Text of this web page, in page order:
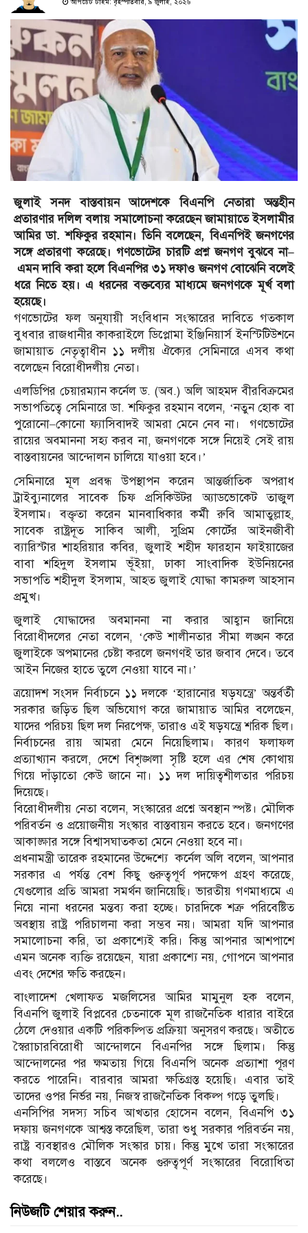
আপডেট টাইম: বৃহস্পতিবার, ৯ জুলাই, ২০২৬
জুলাই সনদ বাস্তবায়ন আদেশকে বিএনপি নেতারা অন্তহীন
প্রতারণার দলিল বলায় সমালোচনা করেছেন জামায়াতে ইসলামীর
আমির ডা. শফিকুর রহমান। তিনি বলেছেন, বিএনপিই জনগণের
সঙ্গে প্রতারণা করেছে। গণভোটের চারটি প্রশ্ন জনগণ বুঝবে না–
এমন দাবি করা হলে বিএনপির ৩১ দফাও জনগণ বোঝেনি বলেই
ধরে নিতে হয়। এ ধরনের বক্তব্যের মাধ্যমে জনগণকে মূর্খ বলা
হয়েছে।
গণভোটের ফল অনুযায়ী সংবিধান সংস্কারের দাবিতে গতকাল
বুধবার রাজধানীর কাকরাইলে ডিপ্লোমা ইঞ্জিনিয়ার্স ইনস্টিটিউশনে
জামায়াত নেতৃত্বাধীন ১১ দলীয় ঐক্যের সেমিনারে এসব কথা
বলেছেন বিরোধীদলীয় নেতা।
এলডিপির চেয়ারম্যান কর্নেল ড. (অব.) অলি আহমদ বীরবিক্রমের
সভাপতিত্বে সেমিনারে ডা. শফিকুর রহমান বলেন, ‘নতুন হোক বা
পুরোনো–কোনো ফ্যাসিবাদই আমরা মেনে নেব না। গণভোটের
রায়ের অবমাননা সহ্য করব না, জনগণকে সঙ্গে নিয়েই সেই রায়
বাস্তবায়নের আন্দোলন চালিয়ে যাওয়া হবে।’
সেমিনারে মূল প্রবন্ধ উপস্থাপন করেন আন্তর্জাতিক অপরাধ
ট্রাইব্যুনালের সাবেক চিফ প্রসিকিউটর অ্যাডভোকেট তাজুল
ইসলাম। বক্তৃতা করেন মানবাধিকার কর্মী রুবি আমাতুল্লাহ,
সাবেক রাষ্ট্রদূত সাকিব আলী, সুপ্রিম কোর্টের আইনজীবী
ব্যারিস্টার শাহরিয়ার কবির, জুলাই শহীদ ফারহান ফাইয়াজের
বাবা শহিদুল ইসলাম ভূঁইয়া, ঢাকা সাংবাদিক ইউনিয়নের
সভাপতি শহীদুল ইসলাম, আহত জুলাই যোদ্ধা কামরুল আহসান
প্রমুখ।
জুলাই যোদ্ধাদের অবমাননা না করার আহ্বান জানিয়ে
বিরোধীদলের নেতা বলেন, ‘কেউ শালীনতার সীমা লঙ্ঘন করে
জুলাইকে অপমানের চেষ্টা করলে জনগণই তার জবাব দেবে। তবে
আইন নিজের হাতে তুলে নেওয়া যাবে না।’
ত্রয়োদশ সংসদ নির্বাচনে ১১ দলকে ‘হারানোর ষড়যন্ত্রে’ অন্তর্বর্তী
সরকার জড়িত ছিল অভিযোগ করে জামায়াত আমির বলেছেন,
যাদের পরিচয় ছিল দল নিরপেক্ষ, তারাও এই ষড়যন্ত্রে শরিক ছিল।
নির্বাচনের রায় আমরা মেনে নিয়েছিলাম। কারণ ফলাফল
প্রত্যাখ্যান করলে, দেশে বিশৃঙ্খলা সৃষ্টি হলে এর শেষ কোথায়
গিয়ে দাঁড়াতো কেউ জানে না। ১১ দল দায়িত্বশীলতার পরিচয়
দিয়েছে।
বিরোধীদলীয় নেতা বলেন, সংস্কারের প্রশ্নে অবস্থান স্পষ্ট। মৌলিক
পরিবর্তন ও প্রয়োজনীয় সংস্কার বাস্তবায়ন করতে হবে। জনগণের
আকাঙ্ক্ষার সঙ্গে বিশ্বাসঘাতকতা মেনে নেওয়া হবে না।
প্রধনামন্ত্রী তারেক রহমানের উদ্দেশ্যে কর্নেল অলি বলেন, আপনার
সরকার এ পর্যন্ত বেশ কিছু গুরুত্বপূর্ণ পদক্ষেপ গ্রহণ করেছে,
যেগুলোর প্রতি আমরা সমর্থন জানিয়েছি। ভারতীয় গণমাধ্যমে এ
নিয়ে নানা ধরনের মন্তব্য করা হচ্ছে। চারদিকে শত্রু পরিবেষ্টিত
অবস্থায় রাষ্ট্র পরিচালনা করা সম্ভব নয়। আমরা যদি আপনার
সমালোচনা করি, তা প্রকাশ্যেই করি। কিন্তু আপনার আশপাশে
এমন অনেক ব্যক্তি রয়েছেন, যারা প্রকাশ্যে নয়, গোপনে আপনার
এবং দেশের ক্ষতি করছেন।
বাংলাদেশ খেলাফত মজলিসের আমির মামুনুল হক বলেন,
বিএনপি জুলাই বিপ্লবের চেতনাকে মূল রাজনৈতিক ধারার বাইরে
ঠেলে দেওয়ার একটি পরিকল্পিত প্রক্রিয়া অনুসরণ করছে। অতীতে
স্বৈরাচারবিরোধী আন্দোলনে বিএনপির সঙ্গে ছিলাম। কিন্তু
আন্দোলনের পর ক্ষমতায় গিয়ে বিএনপি অনেক প্রত্যাশা পূরণ
করতে পারেনি। বারবার আমরা ক্ষতিগ্রস্ত হয়েছি। এবার তাই
তাদের ওপর নির্ভর নয়, নিজস্ব রাজনৈতিক বিকল্প গড়ে তুলছি।
এনসিপির সদস্য সচিব আখতার হোসেন বলেন, বিএনপি ৩১
দফায় জনগণকে আশ্বস্ত করেছিল, তারা শুধু সরকার পরিবর্তন নয়,
রাষ্ট্র ব্যবস্থারও মৌলিক সংস্কার চায়। কিন্তু মুখে তারা সংস্কারের
কথা বললেও বাস্তবে অনেক গুরুত্বপূর্ণ সংস্কারের বিরোধিতা
করেছে।
নিউজটি শেয়ার করুন..